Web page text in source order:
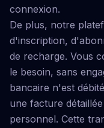
connexion.
De plus, notre
d'inscription,
de recharge. Vous
le besoin, sans
bancaire n'est
une facture
personnel. Cette